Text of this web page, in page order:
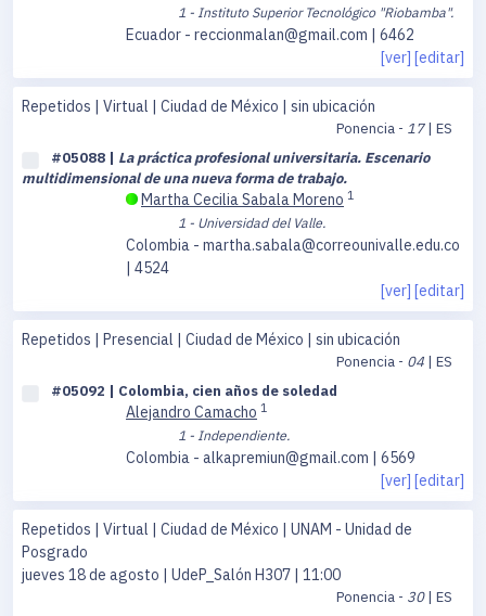
1 - Instituto Superior Tecnológico "Riobamba".
Ecuador - reccionmalan@gmail.com | 6462
[ver] [editar]
Repetidos | Virtual | Ciudad de México | sin ubicación
Ponencia - 17| ES
#05088 | La práctica profesional universitaria. Escenario
multidimensional de una nueva forma de trabajo.
Martha Cecilia Sabala Moreno 1
1 - Universidad del Valle.
Colombia - martha.sabala@correounivalle.edu.co
| 4524
[ver] [editar]
Repetidos | Presencial | Ciudad de México | sin ubicación
Ponencia - 04 | ES
#05092 | Colombia, cien años de soledad
Alejandro Camacho 1
1 - Independiente.
Colombia - alkapremiun@gmail.com | 6569
[ver] [editar]
Repetidos | Virtual | Ciudad de México | UNAM - Unidad de
Posgrado
jueves 18 de agosto | UdeP_Salón H307 | 11:00
Ponencia - 30| ES